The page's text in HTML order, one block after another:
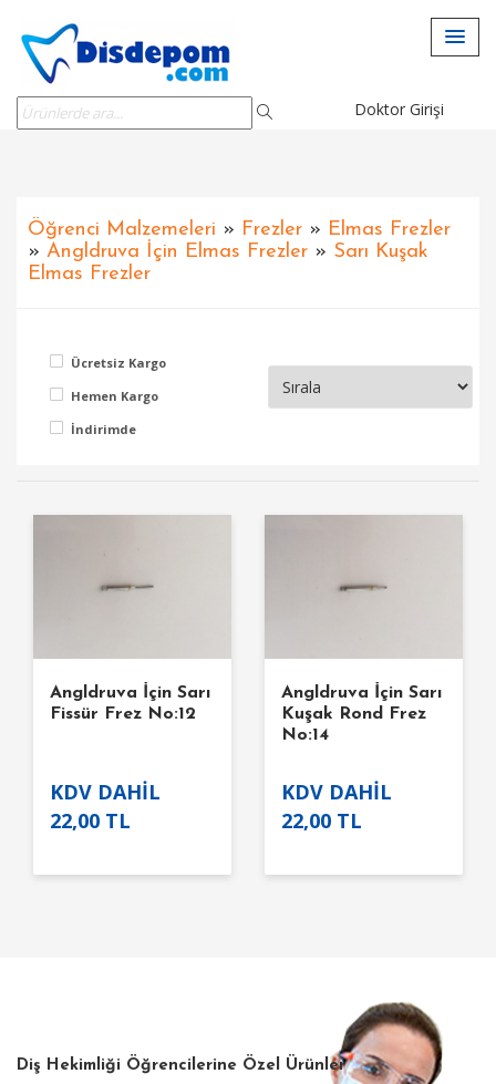
Doktor Girişi
Öğrenci Malzemeleri » Frezler » Elmas Frezler
» Angldruva İçin Elmas Frezler » Sarı Kuşak
Elmas Frezler
Ücretsiz Kargo
Hemen Kargo
İndirimde
Angldruva İçin Sarı
Fissür Frez No:12
KDV DAHİL
22,00 TL
Angldruva İçin Sarı
Kuşak Rond Frez
No:14
KDV DAHİL
22,00 TL
Diş Hekimliği Öğrencilerine Özel Ürünler